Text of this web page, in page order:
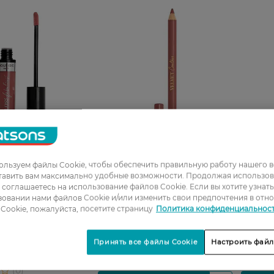
0_Спец.ціна
губ Bourjois Gloss
эффектом
Карандаш для губ Bourjois
Velvet Contour Liner 13 1.14 г
359,99 ГРН
Velvet
файлы Cookie, чтобы обеспечить правильную работу нашего
вам максимально удобные возможности. Продолжая
соглашаетесь на использование файлов Cookie. Если вы хотите
нами файлов Cookie и/или изменить свои предпочтения в
пожалуйста, посетите страницу Политика
Настроить
Принять все файлы Cookie